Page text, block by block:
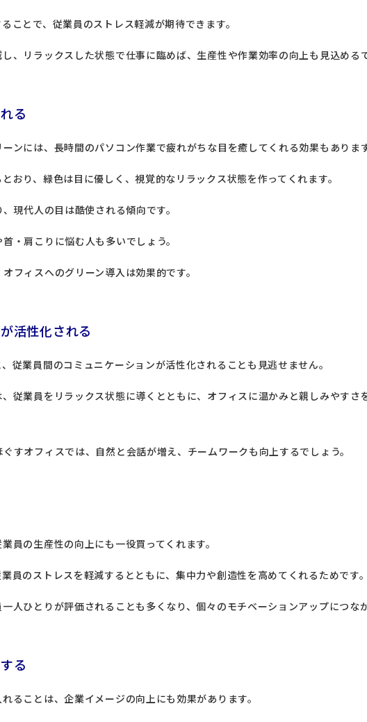
ことで、従業員のストレス軽減が期待できます。
、リラックスした状態で仕事に臨めば、生産性や作業効率の向上も見込めるで
る
ンには、長時間のパソコン作業で疲れがちな目を癒してくれる効果もあります
とおり、緑色は目に優しく、視覚的なリラックス状態を作ってくれます。
現代人の目は酷使される傾向です。
・肩こりに悩む人も多いでしょう。
フィスへのグリーン導入は効果的です。
活性化される
従業員間のコミュニケーションが活性化されることも見逃せません。
従業員をリラックス状態に導くとともに、オフィスに温かみと親しみやすさ
すオフィスでは、自然と会話が増え、チームワークも向上するでしょう。
員の生産性の向上にも一役買ってくれます。
員のストレスを軽減するとともに、集中力や創造性を高めてくれるためです。
人ひとりが評価されることも多くなり、個々のモチベーションアップにつなが
る
ることは、企業イメージの向上にも効果があります。